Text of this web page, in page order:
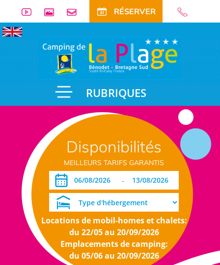
RÉSERVER
RUBRIQUES
Disponibilités
MEILLEURS TARIFS GARANTIS
-
Locations de mobil-homes et chalets:
du 22/05 au 20/09/2026
Emplacements de camping:
du 05/06 au 20/09/2026